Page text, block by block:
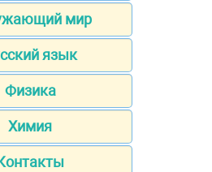
мир
язык
Физика
Химия